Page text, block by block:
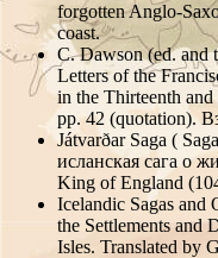
forgotten Anglo-
coast.
C. Dawson (ed. and
Letters of the
in the Thirteenth
pp. 42 (quotation).
Játvarðar Saga (
исланская сага о
King of England
Icelandic Sagas and
the Settlements and
Isles. Translated by